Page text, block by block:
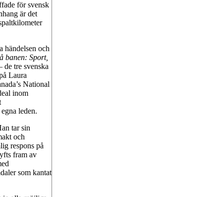
för svensk
är det
händelsen och
banen: Sport,
tre svenska
Laura
National
inom
leden.
tar sin
och
respons på
fram av
som kantat